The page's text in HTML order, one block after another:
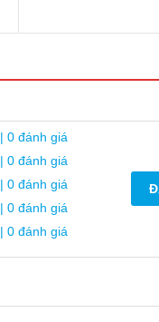
| 0 đánh giá
| 0 đánh giá
| 0 đánh giá
| 0 đánh giá
| 0 đánh giá